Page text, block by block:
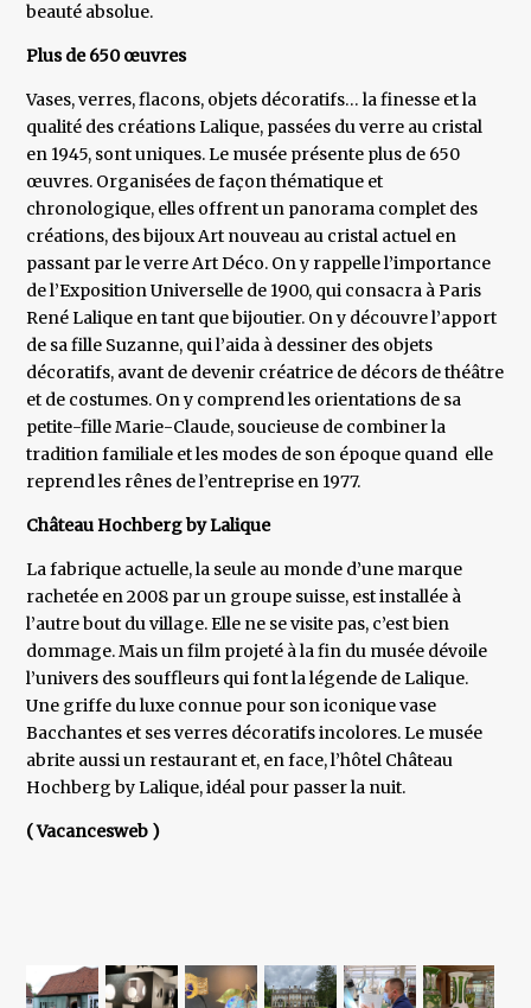
beauté absolue.
Plus de 650 œuvres
Vases, verres, flacons, objets décoratifs… la finesse et la
qualité des créations Lalique, passées du verre au cristal
en 1945, sont uniques. Le musée présente plus de 650
œuvres. Organisées de façon thématique et
chronologique, elles offrent un panorama complet des
créations, des bijoux Art nouveau au cristal actuel en
passant par le verre Art Déco. On y rappelle l’importance
de l’Exposition Universelle de 1900, qui consacra à Paris
René Lalique en tant que bijoutier. On y découvre l’apport
de sa fille Suzanne, qui l’aida à dessiner des objets
décoratifs, avant de devenir créatrice de décors de théâtre
et de costumes. On y comprend les orientations de sa
petite-fille Marie-Claude, soucieuse de combiner la
tradition familiale et les modes de son époque quand elle
reprend les rênes de l’entreprise en 1977.
Château Hochberg by Lalique
La fabrique actuelle, la seule au monde d’une marque
rachetée en 2008 par un groupe suisse, est installée à
l’autre bout du village. Elle ne se visite pas, c’est bien
dommage. Mais un film projeté à la fin du musée dévoile
l’univers des souffleurs qui font la légende de Lalique.
Une griffe du luxe connue pour son iconique vase
Bacchantes et ses verres décoratifs incolores. Le musée
abrite aussi un restaurant et, en face, l’hôtel Château
Hochberg by Lalique, idéal pour passer la nuit.
( Vacancesweb )